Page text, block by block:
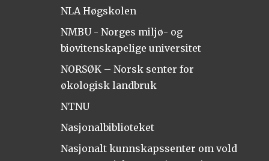
NLA Høgskolen
NMBU - Norges miljø- og
biovitenskapelige universitet
NORSØK – Norsk senter for
økologisk landbruk
NTNU
Nasjonalbiblioteket
Nasjonalt kunnskapssenter om vold